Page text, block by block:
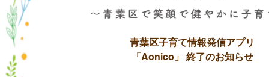
青葉区子育て情報発信アプリ
「Aonico」 終了のお知らせ